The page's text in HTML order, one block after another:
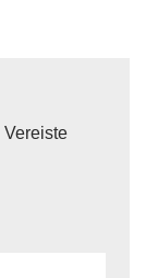
Vereiste